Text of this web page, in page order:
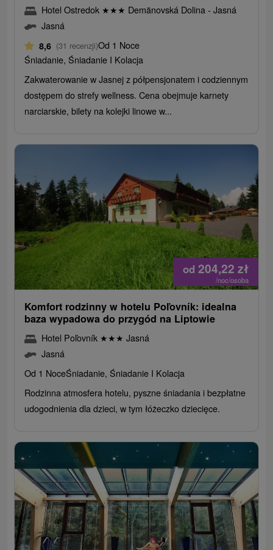
Hotel Ostredok ★★★ Demänovská Dolina - Jasná
Jasná
8,6 (31 recenzji)Od 1 Noce
Śniadanie, Śniadanie I Kolacja
Zakwaterowanie w Jasnej z półpensjonatem i codziennym
dostępem do strefy wellness. Cena obejmuje karnety
narciarskie, bilety na kolejki linowe w...
od 204,22 zł
/noc/osoba
Komfort rodzinny w hotelu Poľovník: idealna
baza wypadowa do przygód na Liptowie
Hotel Poľovník ★★★ Jasná
Jasná
Od 1 NoceŚniadanie, Śniadanie I Kolacja
Rodzinna atmosfera hotelu, pyszne śniadania i bezpłatne
udogodnienia dla dzieci, w tym łóżeczko dziecięce.